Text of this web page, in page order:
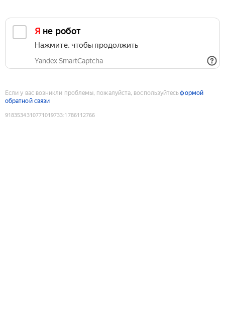
Я не робот
Нажмите, чтобы продолжить
Yandex SmartCaptcha
Если у вас возникли проблемы, пожалуйста, воспользуйтесьформой
обратной связи
9183534310771019733:1786112766